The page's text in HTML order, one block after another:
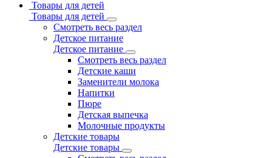
Товары для детей
Товары для детей
Смотреть весь раздел
Детское питание
Детское питание
Смотреть весь раздел
Детские каши
Заменители молока
Напитки
Пюре
Детская выпечка
Молочные продукты
Детские товары
Детские товары